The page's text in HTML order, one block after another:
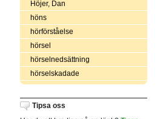
Höjer, Dan
höns
hörförståelse
hörsel
hörselnedsättning
hörselskadade
Tipsa oss